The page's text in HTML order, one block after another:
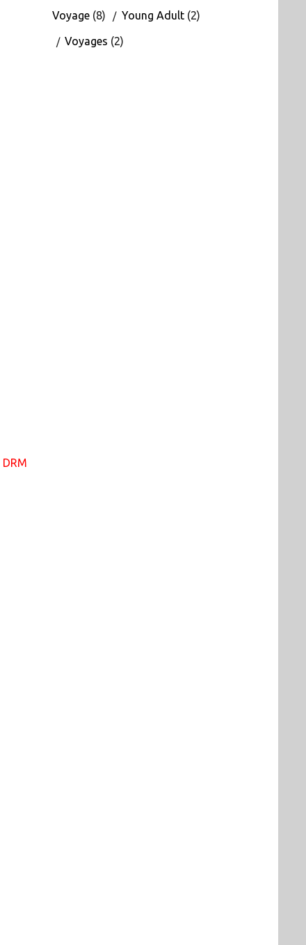
DRM
Voyage(8) Young Adult(2)
Voyages (2)